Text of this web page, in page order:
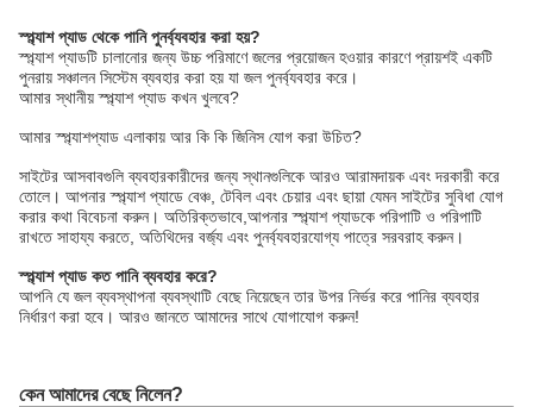
স্প্ল্যাশ প্যাড থেকে পানি পুনর্ব্যবহার করা হয়?
স্প্ল্যাশ প্যাডটি চালানোর জন্য উচ্চ পরিমাণে জলের প্রয়োজন হওয়ার কারণে প্রায়শই একটি
পুনরায় সঞ্চালন সিস্টেম ব্যবহার করা হয় যা জল পুনর্ব্যবহার করে।
আমার স্থানীয় স্প্ল্যাশ প্যাড কখন খুলবে?
আমার স্প্ল্যাশপ্যাড এলাকায় আর কি কি জিনিস যোগ করা উচিত?
সাইটের আসবাবগুলি ব্যবহারকারীদের জন্য স্থানগুলিকে আরও আরামদায়ক এবং দরকারী করে
তোলে। আপনার স্প্ল্যাশ প্যাডে বেঞ্চ, টেবিল এবং চেয়ার এবং ছায়া যেমন সাইটের সুবিধা যোগ
করার কথা বিবেচনা করুন। অতিরিক্তভাবে,আপনার স্প্ল্যাশ প্যাডকে পরিপাটি ও পরিপাটি
রাখতে সাহায্য করতে, অতিথিদের বর্জ্য এবং পুনর্ব্যবহারযোগ্য পাত্রে সরবরাহ করুন।
স্প্ল্যাশ প্যাড কত পানি ব্যবহার করে?
আপনি যে জল ব্যবস্থাপনা ব্যবস্থাটি বেছে নিয়েছেন তার উপর নির্ভর করে পানির ব্যবহার
নির্ধারণ করা হবে। আরও জানতে আমাদের সাথে যোগাযোগ করুন!
কেন আমাদের বেছে নিলেন?